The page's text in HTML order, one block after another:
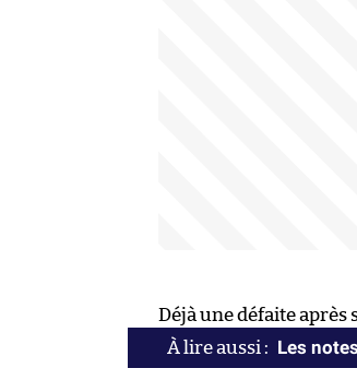
Déjà une défaite
Les